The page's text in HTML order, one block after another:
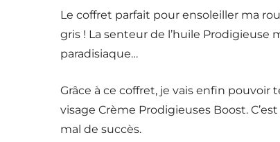
Le coffret parfait pour ensoleiller ma
gris ! La senteur de l’huile Prodigieuse
paradisiaque…
Grâce à ce coffret, je vais enfin
visage Crème Prodigieuses Boost.
mal de succès.